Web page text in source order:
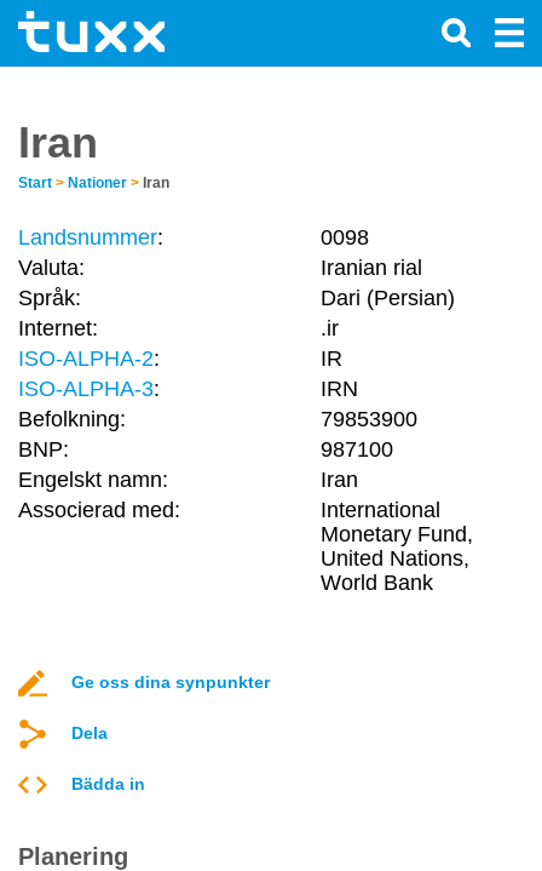
Iran
Start > Nationer > Iran
Landsnummer:
0098
Valuta:
Iranian rial
Språk:
Dari (Persian)
Internet:
.ir
ISO-ALPHA-2:
IR
ISO-ALPHA-3:
IRN
Befolkning:
79853900
BNP:
987100
Engelskt namn:
Iran
Associerad med:
International
Monetary Fund,
United Nations,
World Bank
Ge oss dina synpunkter
Dela
Bädda in
Planering